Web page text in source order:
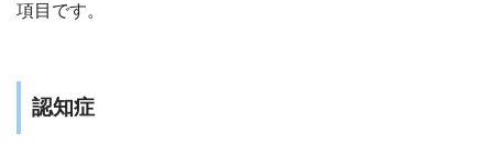
項目です。
認知症